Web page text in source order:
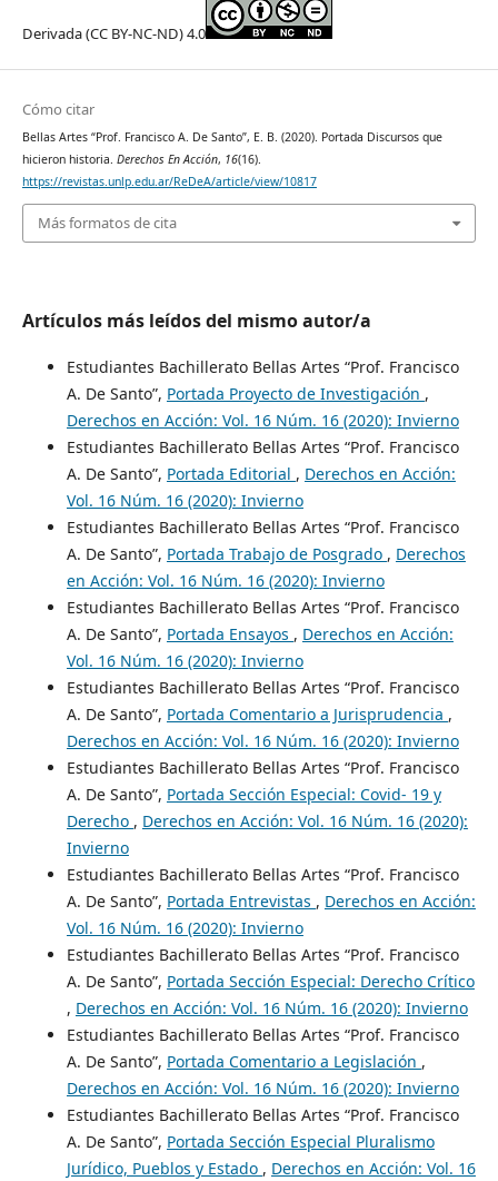
Derivada (CC BY-NC-ND) 4.0
Cómo citar
Bellas Artes “Prof. Francisco A. De Santo”, E. B. (2020). Portada Discursos que
hicieron historia. Derechos En Acción, 16(16).
https://revistas.unlp.edu.ar/ReDeA/article/view/10817
Más formatos de cita
Artículos más leídos del mismo autor/a
Estudiantes Bachillerato Bellas Artes “Prof. Francisco
A. De Santo”, Portada Proyecto de Investigación ,
Derechos en Acción: Vol. 16 Núm. 16 (2020): Invierno
Estudiantes Bachillerato Bellas Artes “Prof. Francisco
A. De Santo”, Portada Editorial , Derechos en Acción:
Vol. 16 Núm. 16 (2020): Invierno
Estudiantes Bachillerato Bellas Artes “Prof. Francisco
A. De Santo”, Portada Trabajo de Posgrado , Derechos
en Acción: Vol. 16 Núm. 16 (2020): Invierno
Estudiantes Bachillerato Bellas Artes “Prof. Francisco
A. De Santo”, Portada Ensayos , Derechos en Acción:
Vol. 16 Núm. 16 (2020): Invierno
Estudiantes Bachillerato Bellas Artes “Prof. Francisco
A. De Santo”, Portada Comentario a Jurisprudencia ,
Derechos en Acción: Vol. 16 Núm. 16 (2020): Invierno
Estudiantes Bachillerato Bellas Artes “Prof. Francisco
A. De Santo”, Portada Sección Especial: Covid- 19 y
Derecho , Derechos en Acción: Vol. 16 Núm. 16 (2020):
Invierno
Estudiantes Bachillerato Bellas Artes “Prof. Francisco
A. De Santo”, Portada Entrevistas , Derechos en Acción:
Vol. 16 Núm. 16 (2020): Invierno
Estudiantes Bachillerato Bellas Artes “Prof. Francisco
A. De Santo”, Portada Sección Especial: Derecho Crítico
, Derechos en Acción: Vol. 16 Núm. 16 (2020): Invierno
Estudiantes Bachillerato Bellas Artes “Prof. Francisco
A. De Santo”, Portada Comentario a Legislación ,
Derechos en Acción: Vol. 16 Núm. 16 (2020): Invierno
Estudiantes Bachillerato Bellas Artes “Prof. Francisco
A. De Santo”, Portada Sección Especial Pluralismo
Jurídico, Pueblos y Estado , Derechos en Acción: Vol. 16